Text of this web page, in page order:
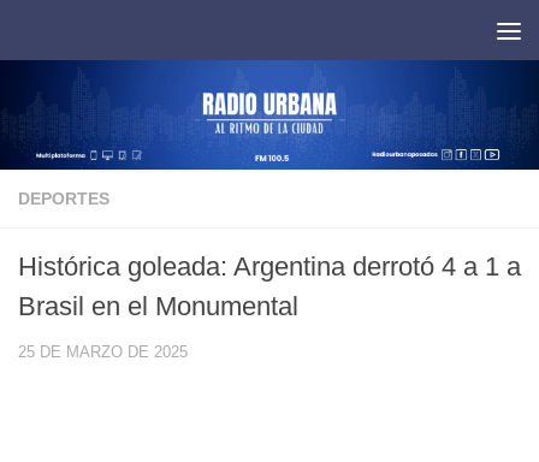
DEPORTES
Histórica goleada: Argentina derrotó 4 a 1 a
Brasil en el Monumental
25 DE MARZO DE 2025